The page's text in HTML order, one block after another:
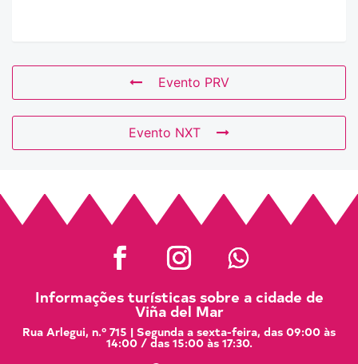
Evento PRV
Evento NXT
Informações turísticas sobre a cidade de
Viña del Mar
Rua Arlegui, n.º 715 | Segunda a sexta-feira, das 09:00 às
14:00 / das 15:00 às 17:30.